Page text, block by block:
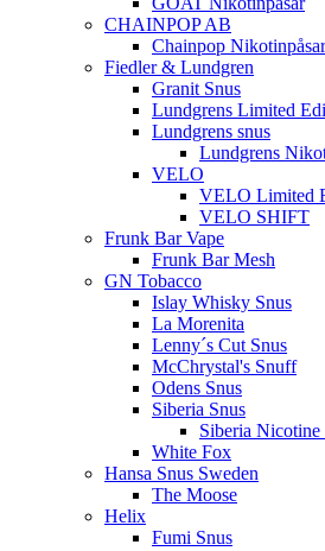
CHAINPOP AB
Chainpop Nikotinpåsar
Fiedler & Lundgren
Granit Snus
Lundgrens Limited
Lundgrens snus
Lundgrens
VELO
VELO Limited
VELO SHIFT
Frunk Bar Vape
Frunk Bar Mesh
GN Tobacco
Islay Whisky Snus
La Morenita
Lenny´s Cut Snus
McChrystal's Snuff
Odens Snus
Siberia Snus
Siberia Nicotine
White Fox
Hansa Snus Sweden
The Moose
Helix
Fumi Snus